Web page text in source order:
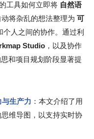
工具如何立即将 自然语
将杂乱的想法整理为 可
个人之间的协作。通过利
Studio ，以及协作
思和项目规划阶段显著提
生产力 ：本文介绍了用
维导图，以支持实时协